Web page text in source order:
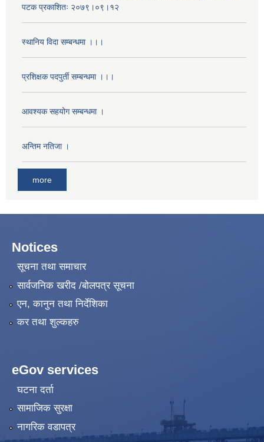
पटक प्रकाशितः २०७९।०९।१२
स्थानिय विदा सम्बन्धमा ।।।
प्रशिक्षक पदपुर्ती सम्बन्धमा ।।।
आवश्यक सहयोग सम्बन्धमा ।
अन्तिम नतिजा ।
more
Notices
सूचना तथा समाचार
सार्वजनिक खरीद /बोलपत्र सूचना
एन, कानुन तथा निर्देशिका
कर तथा शुल्कहरु
eGov services
घटना दर्ता
सामाजिक सुरक्षा
नागरिक वडापत्र